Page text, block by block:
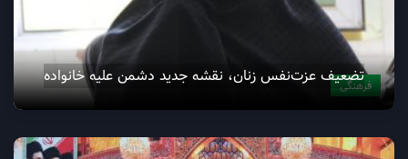
فرهنگی
تضعیف عزت‌نفس زنان، نقشه‌ جدید دشمن علیه خانواده